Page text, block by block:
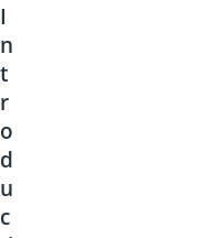
I
n
t
r
o
d
u
c